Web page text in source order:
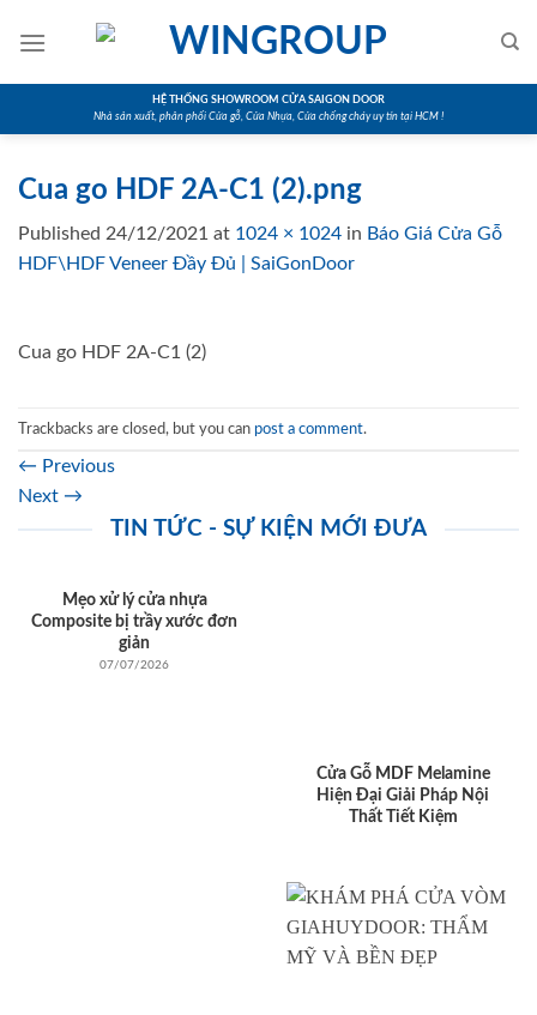
HỆ THỐNG SHOWROOM CỬA SAIGON DOOR
Nhà sản xuất, phân phối Cửa gỗ, Cửa Nhựa, Cửa chống cháy uy tín tại HCM !
Cua go HDF 2A-C1 (2).png
Published 24/12/2021 at 1024 × 1024 in Báo Giá Cửa Gỗ
HDF\HDF Veneer Đầy Đủ | SaiGonDoor
Cua go HDF 2A-C1 (2)
Trackbacks are closed, but you can post a comment.
← Previous
Next →
TIN TỨC - SỰ KIỆN MỚI ĐƯA
Mẹo xử lý cửa nhựa
Composite bị trầy xước đơn
giản
07/07/2026
Cửa Gỗ MDF Melamine
Hiện Đại Giải Pháp Nội
Thất Tiết Kiệm